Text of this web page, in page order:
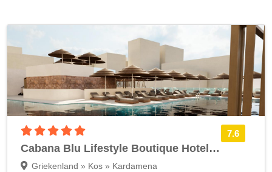
7.6
Cabana Blu Lifestyle Boutique Hotel & Suites
Griekenland » Kos » Kardamena